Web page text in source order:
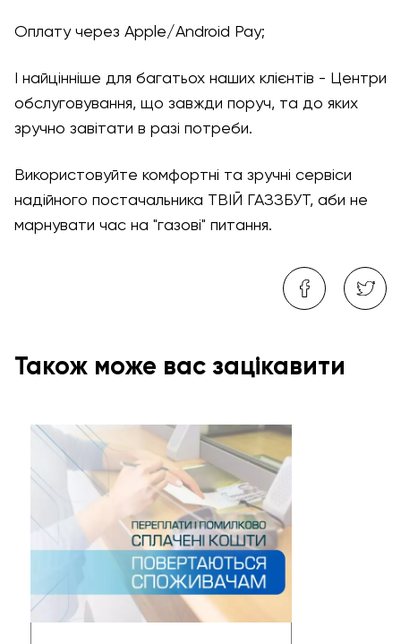
Оплату через Apple/Android Pay;
І найцінніше для багатьох наших клієнтів - Центри
обслуговування, що завжди поруч, та до яких
зручно завітати в разі потреби.
Використовуйте комфортні та зручні сервіси
надійного постачальника ТВІЙ ГАЗЗБУТ, аби не
марнувати час на "газові" питання.
Також може вас зацікавити